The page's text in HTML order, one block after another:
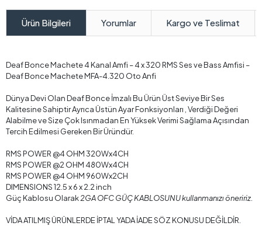
Ürün Bilgileri Yorumlar Kargo ve Teslimat
Deaf Bonce Machete 4 Kanal Amfi – 4 x 320 RMS Ses ve Bass Amfisi –
Deaf Bonce Machete MFA-4.320 Oto Anfi
Dünya Devi Olan Deaf Bonce İmzalı Bu Ürün Üst Seviye Bir Ses
Kalitesine Sahiptir Ayrıca Üstün Ayar Fonksiyonları , Verdiği Değeri
Alabilme ve Size Çok Isınmadan En Yüksek Verimi Sağlama Açısından
Tercih Edilmesi Gereken Bir Üründür.
RMS POWER @4 OHM 320Wx4CH
RMS POWER @2 OHM 480Wx4CH
RMS POWER @4 OHM 960Wx2CH
DIMENSIONS 12.5 x 6 x 2.2 inch
Güç Kablosu Olarak2GA OFC GÜÇ KABLOSUNU kullanmanızı öneririz.
VİDA ATILMIŞ ÜRÜNLERDE İPTAL YADA İADE SÖZ KONUSU DEĞİLDİR.